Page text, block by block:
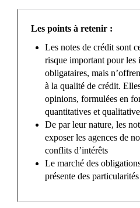
Les points à retenir :
Les notes de crédit sont
risque important pour les
obligataires, mais
à la qualité de crédit.
opinions, formulées en
quantitatives et
De par leur nature, les
exposer les agences de
conflits d’intérêts
Le marché des
présente des